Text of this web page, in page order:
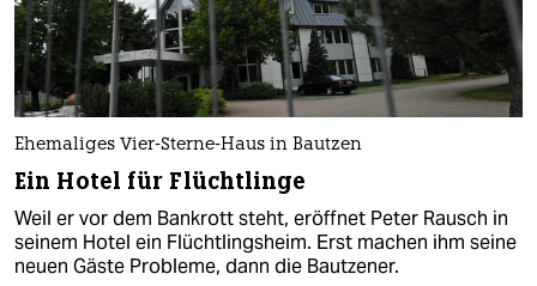
Ehemaliges Vier-Sterne-Haus in Bautzen
Ein Hotel für Flüchtlinge
Weil er vor dem Bankrott steht, eröffnet Peter Rausch in
seinem Hotel ein Flüchtlingsheim. Erst machen ihm seine
neuen Gäste Probleme, dann die Bautzener.